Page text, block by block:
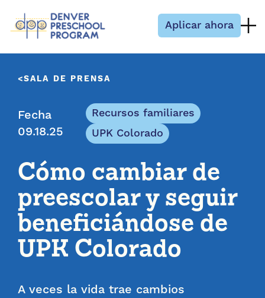
Aplicar ahora
SALA DE PRENSA
Fecha
09.18.25
Recursos familiares
UPK Colorado
Cómo cambiar de
preescolar y seguir
beneficiándose de
UPK Colorado
A veces la vida trae cambios